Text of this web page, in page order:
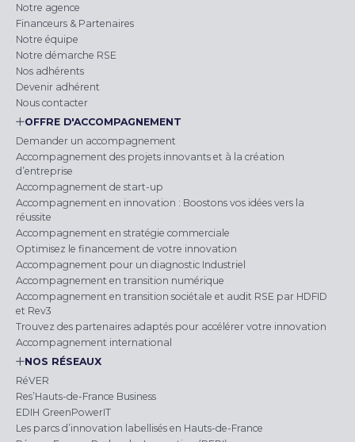
Notre agence
Financeurs & Partenaires
Notre équipe
Notre démarche RSE
Nos adhérents
Devenir adhérent
Nous contacter
OFFRE D'ACCOMPAGNEMENT
Demander un accompagnement
Accompagnement des projets innovants et à la création
d’entreprise
Accompagnement de start-up
Accompagnement en innovation : Boostons vos idées vers la
réussite
Accompagnement en stratégie commerciale
Optimisez le financement de votre innovation
Accompagnement pour un diagnostic Industriel
Accompagnement en transition numérique
Accompagnement en transition sociétale et audit RSE par HDFID
et Rev3
Trouvez des partenaires adaptés pour accélérer votre innovation
Accompagnement international
NOS RÉSEAUX
RéVER
Res’Hauts-de-France Business
EDIH GreenPowerIT
Les parcs d’innovation labellisés en Hauts-de-France